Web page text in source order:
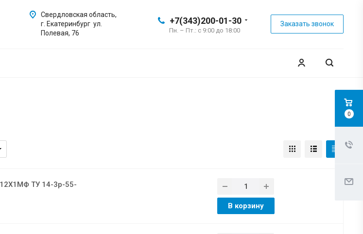
+7(343)200-01-30
Пн. – Пт.: с 9:00 до 18:00
Заказать звонок
Свердловская область,
г. Екатеринбург ул.
Полевая, 76
ТУ 14-3р-55-
В корзину
0